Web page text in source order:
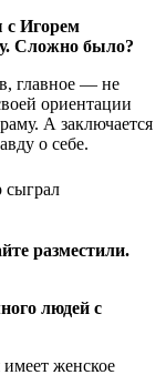
с Игорем
Сложно было?
главное — не
ориентации
А заключается
о себе.
сыграл
разместили.
людей с
женское